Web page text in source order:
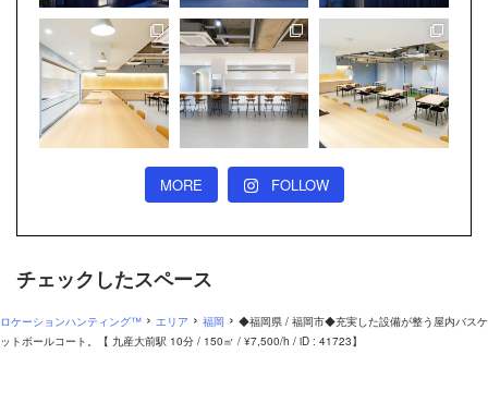
MORE FOLLOW
チェックしたスペース
ロケーションハンティング™ › エリア › 福岡 › ◆福岡県 / 福岡市◆充実した設備が整う屋内バスケ
ットボールコート。【 九産大前駅 10分 / 150㎡ / ¥7,500/h / iD : 41723】